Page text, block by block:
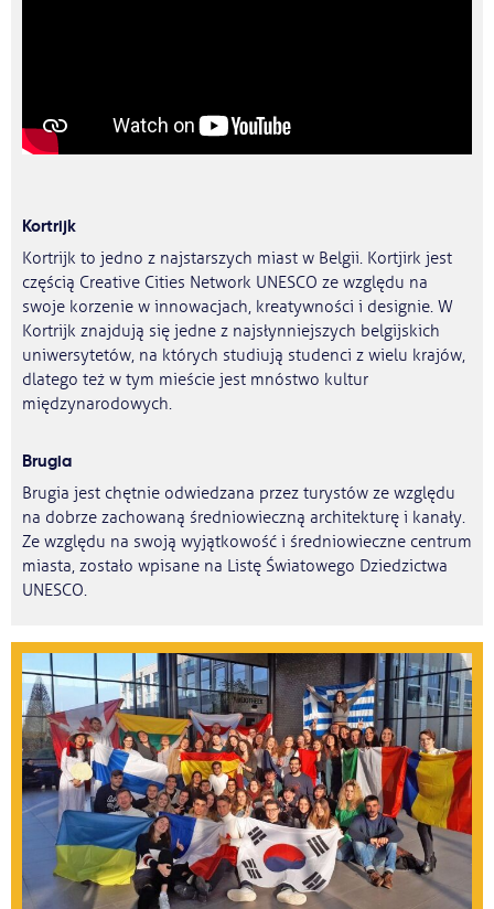
Kortrijk
Kortrijk to jedno z najstarszych miast w Belgii. Kortjirk jest
częścią Creative Cities Network UNESCO ze względu na
swoje korzenie w innowacjach, kreatywności i designie. W
Kortrijk znajdują się jedne z najsłynniejszych belgijskich
uniwersytetów, na których studiują studenci z wielu krajów,
dlatego też w tym mieście jest mnóstwo kultur
międzynarodowych.
Brugia
Brugia jest chętnie odwiedzana przez turystów ze względu
na dobrze zachowaną średniowieczną architekturę i kanały.
Ze względu na swoją wyjątkowość i średniowieczne centrum
miasta, zostało wpisane na Listę Światowego Dziedzictwa
UNESCO.